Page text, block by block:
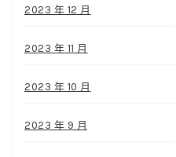
2023 年 12 月
2023 年 11 月
2023 年 10 月
2023 年 9 月